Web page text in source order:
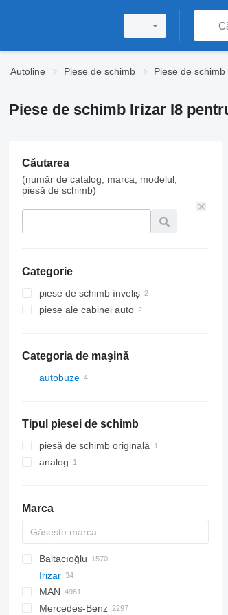
Autoline Piese de schimb Piese de schimb
Piese de schimb Irizar I8
Căutarea
(număr de catalog, marca, modelul,
piesă de schimb)
Categorie
piese de schimb înveliș
bare de protecţie
piese ale cabinei auto
Categoria de maşină
autobuze
Tipul piesei de schimb
piesă de schimb originală
analog
Marca
A10
Probus
X-Series
Baltacıoğlu
Futura
Magiq
CF
SB
XF
DL
Doblo
Ducato
Scudo
Crossway
Daily
EuroCargo
Ares
Axer
Citelis
Irizar
Century
I-series
LDC
L-series
MAN
A-series
Mercedes-Benz